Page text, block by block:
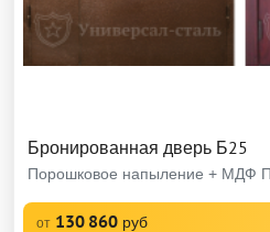
Бронированная дверь Б25
Порошковое напыление + МДФ
от 130 860 руб